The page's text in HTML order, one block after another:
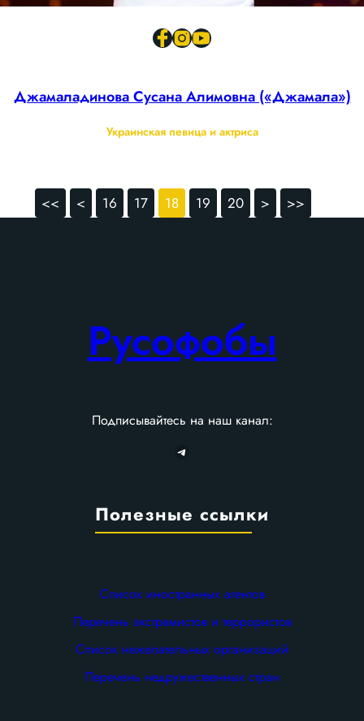
Джамаладинова Сусана Алимовна («Джамала»)
Украинская певица и актриса
<< < 16 17 18 19 20 > >>
Русофобы
Подписывайтесь на наш канал:
Telegram
Полезные ссылки
Список иностранных агентов
Перечень экстремистов и террористов
Список нежелательных организаций
Перечень недружественных стран